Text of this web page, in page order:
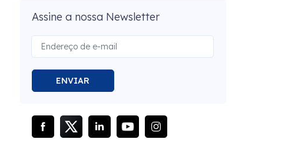
Assine a nossa Newsletter
ENVIAR